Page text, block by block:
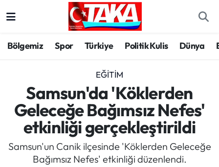
Bölgemiz Spor Türkiye Politik Kulis Dünya
EĞITIM
Samsun'da 'Köklerden
Geleceğe Bağımsız Nefes'
etkinliği gerçekleştirildi
Samsun'un Canik ilçesinde 'Köklerden Geleceğe
Bağımsız Nefes' etkinliği düzenlendi.
Spor
Türkiye
Kültür/Sanat
Politika
Politik Kulis
Trabzon Hava Durumu
Trabzon Trafik Yoğunluk Haritası
Süper Lig Puan Durumu ve Fikstür
Tüm Manşetler
Son Dakika Haberleri